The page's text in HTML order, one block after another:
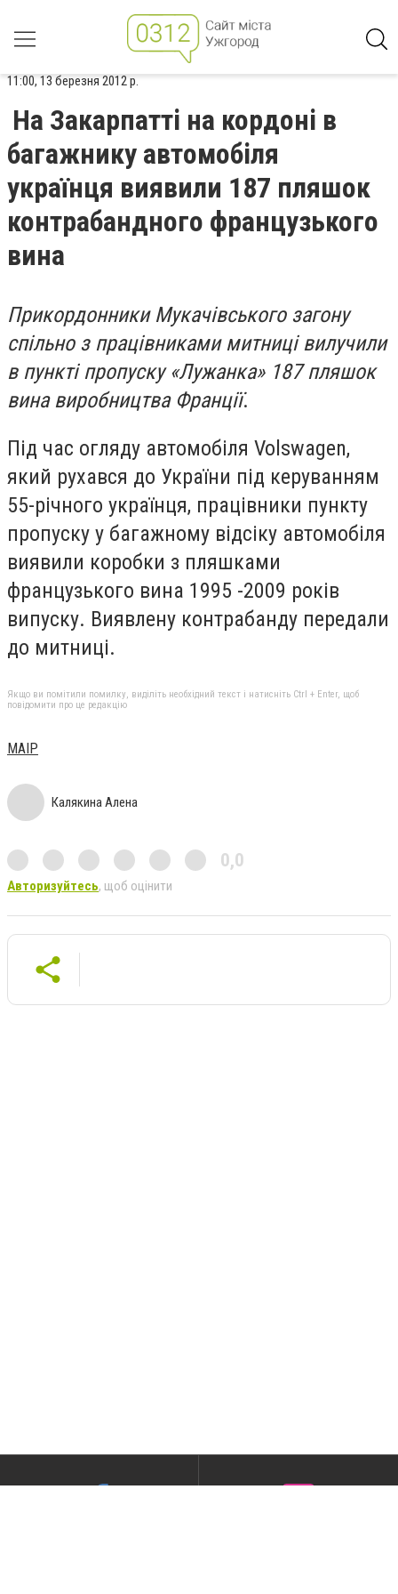
11:00, 13 березня 2012 р.
На Закарпатті на кордоні в
багажнику автомобіля
українця виявили 187 пляшок
контрабандного французького
вина
Прикордонники Мукачівського загону
спільно з працівниками митниці вилучили
в пункті пропуску «Лужанка» 187 пляшок
вина виробництва Франції.
Під час огляду автомобіля Volswagen,
який рухався до України під керуванням
55-річного українця, працівники пункту
пропуску у багажному відсіку автомобіля
виявили коробки з пляшками
французького вина 1995 -2009 років
випуску. Виявлену контрабанду передали
до митниці.
Якщо ви помітили помилку, виділіть необхідний текст і натисніть Ctrl + Enter, щоб
повідомити про це редакцію
МАІР
Калякина Алена
0,0
Авторизуйтесь, щоб оцінити